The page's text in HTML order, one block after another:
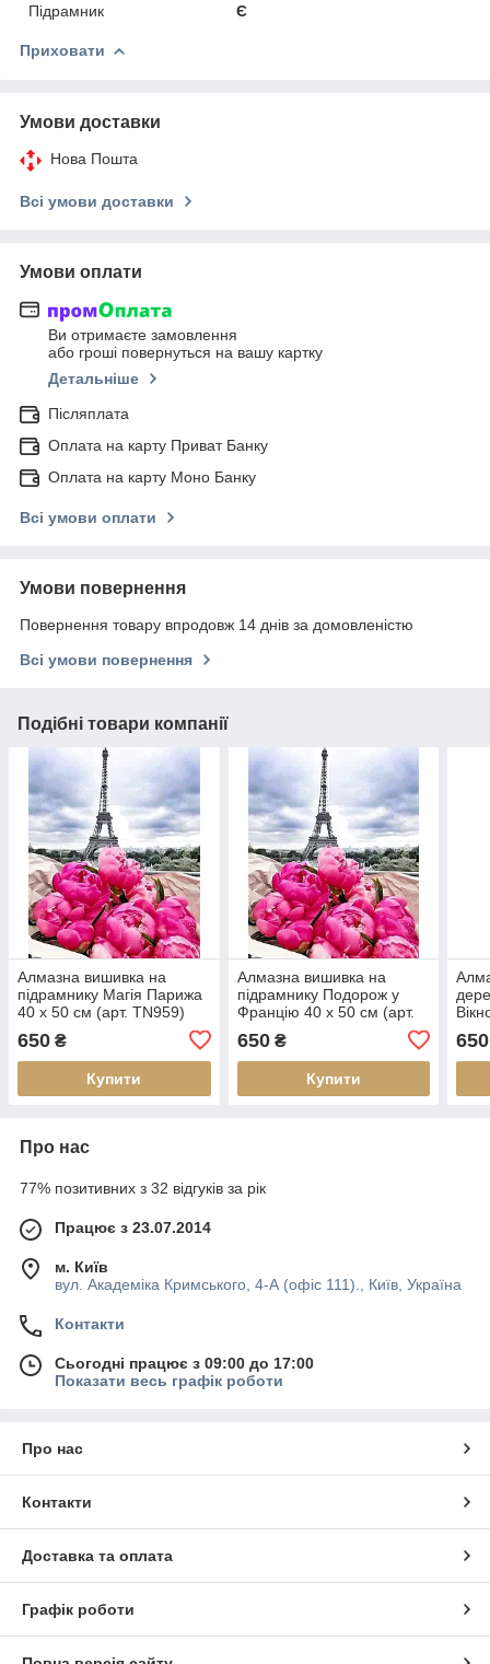
Підрамник
Є
Приховати
Умови доставки
Нова Пошта
Всі умови доставки
Умови оплати
Ви отримаєте замовлення
або гроші повернуться на вашу картку
Детальніше
Післяплата
Оплата на карту Приват Банку
Оплата на карту Моно Банку
Всі умови оплати
Умови повернення
Повернення товару впродовж 14 днів за домовленістю
Всі умови повернення
Подібні товари компанії
Алмазна вишивка на
підрамнику Магія Парижа
40 х 50 см (арт. TN959)
650 ₴
Купити
Алмазна вишивка на
підрамнику Подорож у
Францію 40 х 50 см (арт.
650₴
Купити
650
Про нас
77% позитивних з 32 відгуків за рік
Працює з 23.07.2014
м. Київ
вул. Академіка Кримського, 4-А (офіс 111)., Київ, Україна
Контакти
Сьогодні працює з 09:00 до 17:00
Показати весь графік роботи
Про нас
Контакти
Доставка та оплата
Графік роботи